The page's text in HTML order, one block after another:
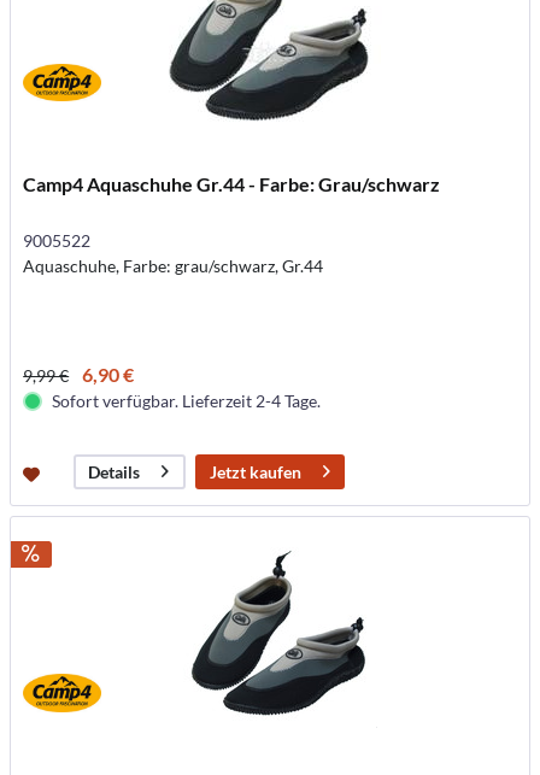
Camp4 Aquaschuhe Gr.44 - Farbe: Grau/schwarz
9005522
Aquaschuhe, Farbe: grau/schwarz, Gr.44
9,99 € 6,90 €
Sofort verfügbar. Lieferzeit 2-4 Tage.
Details Jetzt kaufen